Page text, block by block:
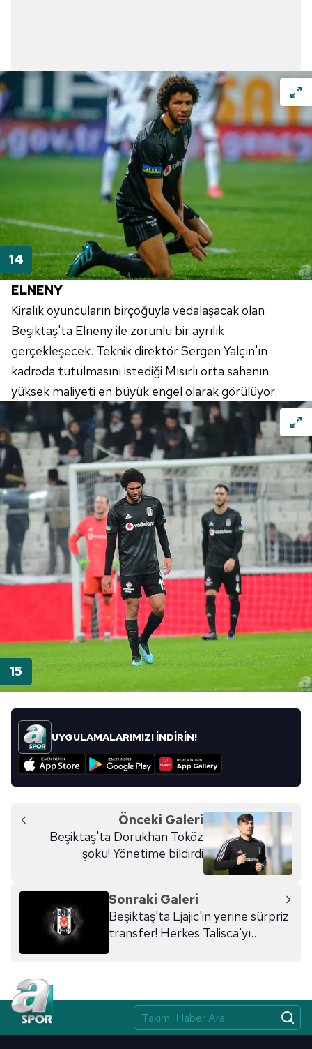
ELNENY
Kiralık oyuncuların birçoğuyla vedalaşacak olan
Beşiktaş'ta Elneny ile zorunlu bir ayrılık
gerçekleşecek. Teknik direktör Sergen Yalçın'ın
kadroda tutulmasını istediği Mısırlı orta sahanın
yüksek maliyeti en büyük engel olarak görülüyor.
UYGULAMALARIMIZI İNDİRİN!
Önceki Galeri
Beşiktaş'ta Dorukhan Toköz
şoku! Yönetime bildirdi
Sonraki Galeri
Beşiktaş'ta Ljajic'in yerine sürpriz
transfer! Herkes Talisca'yı